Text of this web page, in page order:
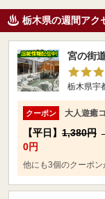
栃木県の週間アク
宮の街
栃木県宇
クーポン 大人遊癒
【平日】 1,380円
0円
他にも3個のクーポン